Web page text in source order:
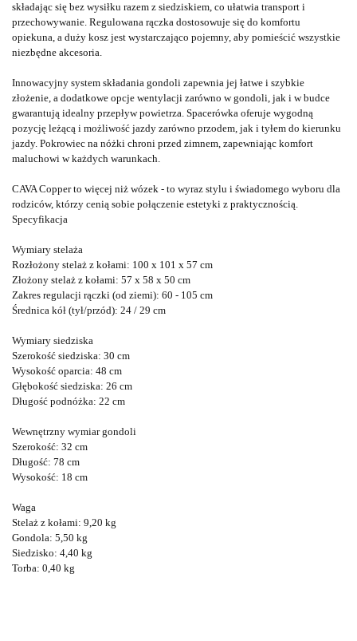
składając się bez wysiłku razem z siedziskiem, co ułatwia transport i
przechowywanie. Regulowana rączka dostosowuje się do komfortu
opiekuna, a duży kosz jest wystarczająco pojemny, aby pomieścić wszystkie
niezbędne akcesoria.
Innowacyjny system składania gondoli zapewnia jej łatwe i szybkie
złożenie, a dodatkowe opcje wentylacji zarówno w gondoli, jak i w budce
gwarantują idealny przepływ powietrza. Spacerówka oferuje wygodną
pozycję leżącą i możliwość jazdy zarówno przodem, jak i tyłem do kierunku
jazdy. Pokrowiec na nóżki chroni przed zimnem, zapewniając komfort
maluchowi w każdych warunkach.
CAVA Copper to więcej niż wózek - to wyraz stylu i świadomego wyboru dla
rodziców, którzy cenią sobie połączenie estetyki z praktycznością.
Specyfikacja
Wymiary stelaża
Rozłożony stelaż z kołami: 100 x 101 x 57 cm
Złożony stelaż z kołami: 57 x 58 x 50 cm
Zakres regulacji rączki (od ziemi): 60 - 105 cm
Średnica kół (tył/przód): 24 / 29 cm
Wymiary siedziska
Szerokość siedziska: 30 cm
Wysokość oparcia: 48 cm
Głębokość siedziska: 26 cm
Długość podnóżka: 22 cm
Wewnętrzny wymiar gondoli
Szerokość: 32 cm
Długość: 78 cm
Wysokość: 18 cm
Waga
Stelaż z kołami: 9,20 kg
Gondola: 5,50 kg
Siedzisko: 4,40 kg
Torba: 0,40 kg